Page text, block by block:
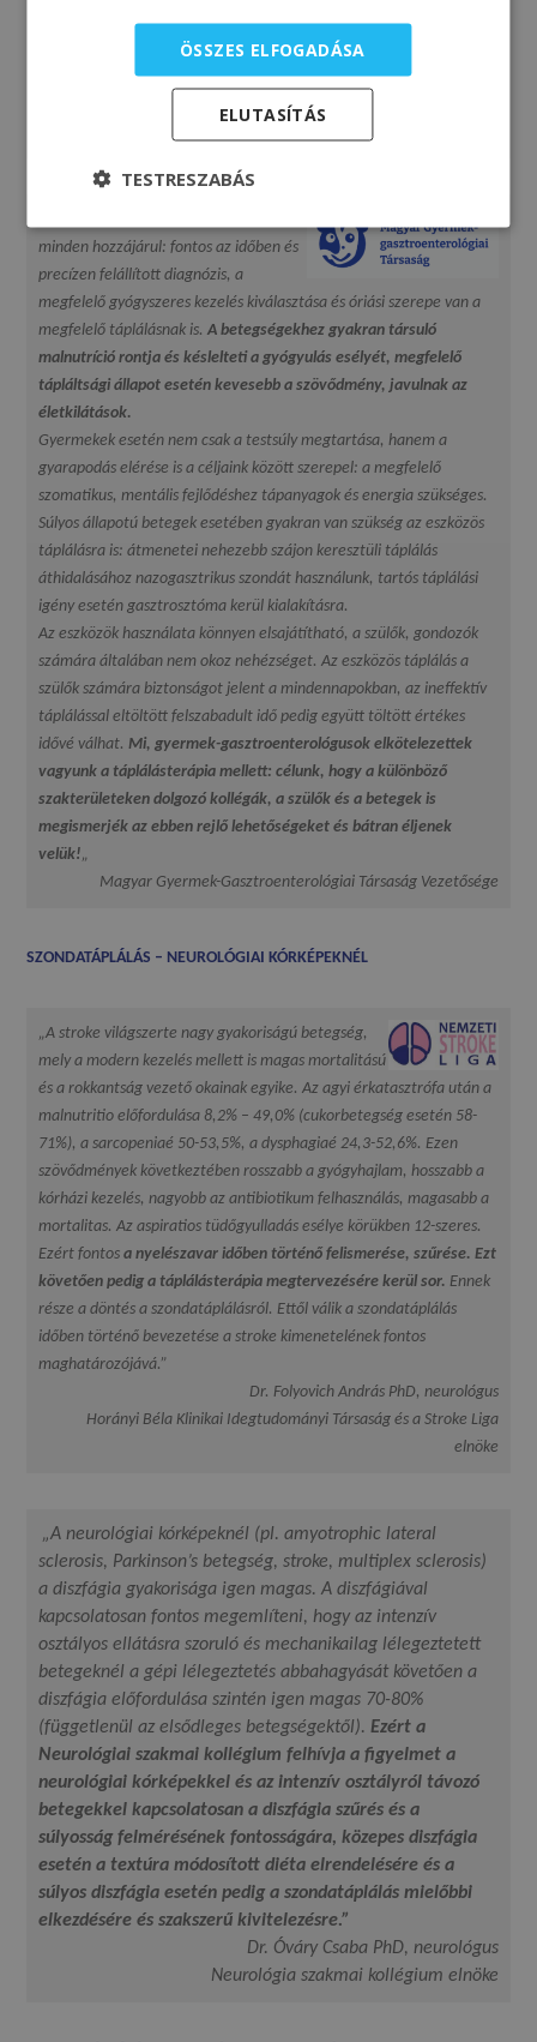
pl. fej-nyak sebészeti tumoroknál, már az antitumor
kezelés megkezdésekor javaslom az enterális táplálás
megkezdését.”
Dr. Schafer Eszter, gasztroenterológus
minden hozzájárul: fontos az időben és
precízen felállított diagnózis, a
megfelelő gyógyszeres kezelés kiválasztása és óriási szerepe van a
megfelelő táplálásnak is.A betegségekhez gyakran társuló
malnutríció rontja és késlelteti a gyógyulás esélyét, megfelelő
tápláltsági állapot esetén kevesebb a szövődmény, javulnak az
életkilátások.
Gyermekek esetén nem csak a testsúly megtartása, hanem a
gyarapodás elérése is a céljaink között szerepel: a megfelelő
szomatikus, mentális fejlődéshez tápanyagok és energia szükséges.
Súlyos állapotú betegek esetében gyakran van szükség az eszközös
táplálásra is: átmenetei nehezebb szájon keresztüli táplálás
áthidalásához nazogasztrikus szondát használunk, tartós táplálási
igény esetén gasztrosztóma kerül kialakításra.
Az eszközök használata könnyen elsajátítható, a szülők, gondozók
számára általában nem okoz nehézséget. Az eszközös táplálás a
szülők számára biztonságot jelent a mindennapokban, az ineffektív
táplálással eltöltött felszabadult idő pedig együtt töltött értékes
idővé válhat.Mi, gyermek-gasztroenterológusok elkötelezettek
vagyunk a táplálásterápia mellett: célunk, hogy a különböző
szakterületeken dolgozó kollégák, a szülők és a betegek is
megismerjék az ebben rejlő lehetőségeket és bátran éljenek
velük!„
Magyar Gyermek-Gasztroenterológiai Társaság Vezetősége
SZONDATÁPLÁLÁS – NEUROLÓGIAI KÓRKÉPEKNÉL
„A stroke világszerte nagy gyakoriságú betegség,
mely a modern kezelés mellett is magas mortalitású
és a rokkantság vezető okainak egyike. Az agyi érkatasztrófa után a
malnutritio előfordulása 8,2% – 49,0% (cukorbetegség esetén 58-
71%), a sarcopeniaé 50-53,5%, a dysphagiaé 24,3-52,6%. Ezen
szövődmények következtében rosszabb a gyógyhajlam, hosszabb a
kórházi kezelés, nagyobb az antibiotikum felhasználás, magasabb a
mortalitas. Az aspiratios tüdőgyulladás esélye körükben 12-szeres.
Ezért fontosa nyelészavar időben történő felismerése, szűrése. Ezt
követően pedig a táplálásterápia megtervezésére kerül sor. Ennek
része a döntés a szondatáplálásról. Ettől válik a szondatáplálás
időben történő bevezetése a stroke kimenetelének fontos
maghatározójává.”
Dr. Folyovich András PhD, neurológus
Horányi Béla Klinikai Idegtudományi Társaság és a Stroke Liga
elnöke
„A neurológiai kórképeknél (pl. amyotrophic lateral
sclerosis, Parkinson’s betegség, stroke, multiplex sclerosis)
a diszfágia gyakorisága igen magas. A diszfágiával
kapcsolatosan fontos megemlíteni, hogy az intenzív
osztályos ellátásra szoruló és mechanikailag lélegeztetett
betegeknél a gépi lélegeztetés abbahagyását követően a
diszfágia előfordulása szintén igen magas 70-80%
(függetlenül az elsődleges betegségektől).Ezért a
Neurológiai szakmai kollégium felhívja a figyelmet a
neurológiai kórképekkel és az intenzív osztályról távozó
betegekkel kapcsolatosan a diszfágia szűrés és a
súlyosság felmérésének fontosságára, közepes diszfágia
esetén a textúra módosított diéta elrendelésére és a
súlyos diszfágia esetén pedig a szondatáplálás mielőbbi
elkezdésére és szakszerű kivitelezésre.”
Dr. Óváry Csaba PhD, neurológus
Neurológia szakmai kollégium elnöke
ÖSSZES ELFOGADÁSA
ELUTASÍTÁS
TESTRESZABÁS